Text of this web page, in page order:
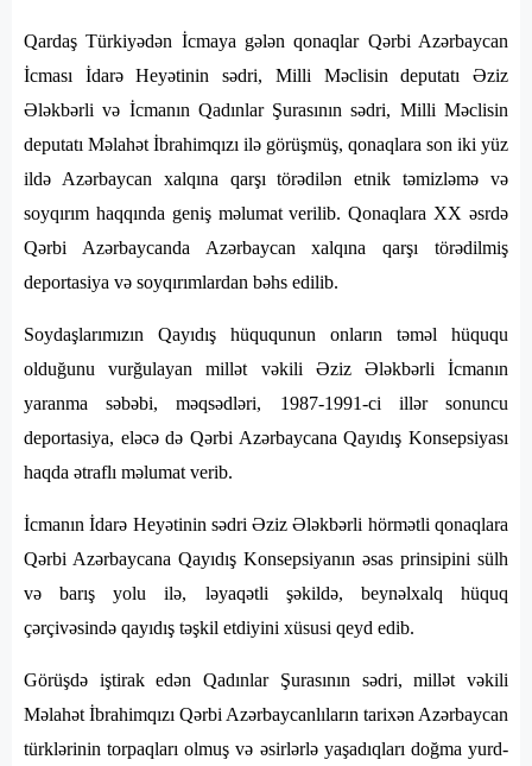
Qardaş Türkiyədən İcmaya gələn qonaqlar Qərbi Azərbaycan
İcması İdarə Heyətinin sədri, Milli Məclisin deputatı Əziz
Ələkbərli və İcmanın Qadınlar Şurasının sədri, Milli Məclisin
deputatı Məlahət İbrahimqızı ilə görüşmüş, qonaqlara son iki yüz
ildə Azərbaycan xalqına qarşı törədilən etnik təmizləmə və
soyqırım haqqında geniş məlumat verilib. Qonaqlara XX əsrdə
Qərbi Azərbaycanda Azərbaycan xalqına qarşı törədilmiş
deportasiya və soyqırımlardan bəhs edilib.
Soydaşlarımızın Qayıdış hüququnun onların təməl hüququ
olduğunu vurğulayan millət vəkili Əziz Ələkbərli İcmanın
yaranma səbəbi, məqsədləri, 1987-1991-ci illər sonuncu
deportasiya, eləcə də Qərbi Azərbaycana Qayıdış Konsepsiyası
haqda ətraflı məlumat verib.
İcmanın İdarə Heyətinin sədri Əziz Ələkbərli hörmətli qonaqlara
Qərbi Azərbaycana Qayıdış Konsepsiyanın əsas prinsipini sülh
və barış yolu ilə, ləyaqətli şəkildə, beynəlxalq hüquq
çərçivəsində qayıdış təşkil etdiyini xüsusi qeyd edib.
Görüşdə iştirak edən Qadınlar Şurasının sədri, millət vəkili
Məlahət İbrahimqızı Qərbi Azərbaycanlıların tarixən Azərbaycan
türklərinin torpaqları olmuş və əsirlərlə yaşadıqları doğma yurd-